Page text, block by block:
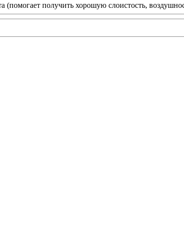
(помогает получить хорошую слоистость,